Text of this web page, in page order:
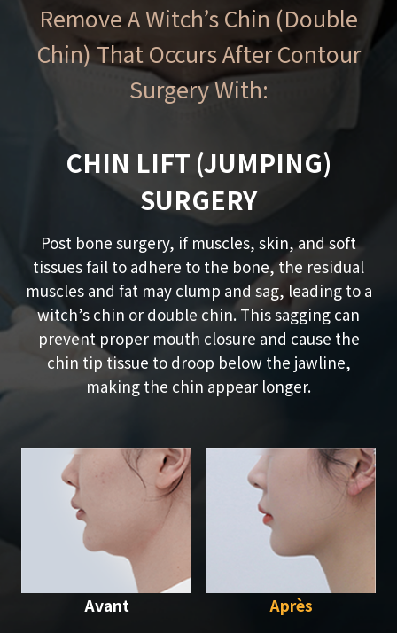
Remove A Witch’s Chin (double
Chin) That Occurs After Contour
Surgery With:
CHIN LIFT (JUMPING)
SURGERY
Post bone surgery, if muscles, skin, and soft
tissues fail to adhere to the bone, the residual
muscles and fat may clump and sag, leading to a
witch’s chin or double chin. This sagging can
prevent proper mouth closure and cause the
chin tip tissue to droop below the jawline,
making the chin appear longer.
Avant Après